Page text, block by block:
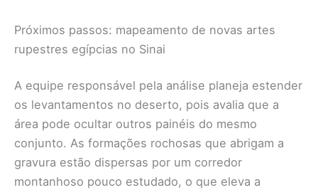
Próximos passos: mapeamento de novas artes
rupestres egípcias no Sinai
A equipe responsável pela análise planeja estender
os levantamentos no deserto, pois avalia que a
área pode ocultar outros painéis do mesmo
conjunto. As formações rochosas que abrigam a
gravura estão dispersas por um corredor
montanhoso pouco estudado, o que eleva a